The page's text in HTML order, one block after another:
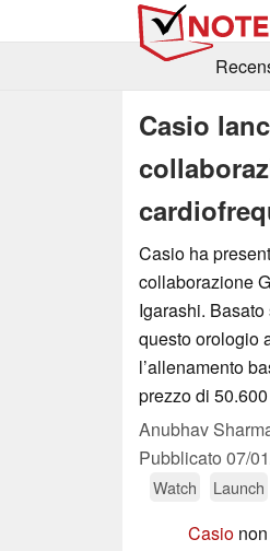
Casio
Casio ha
collaborazione
Igarashi.
questo orologio
l’allenamento
prezzo di
Anubhav
Pubblicato 07/
Watch Launch
Casio